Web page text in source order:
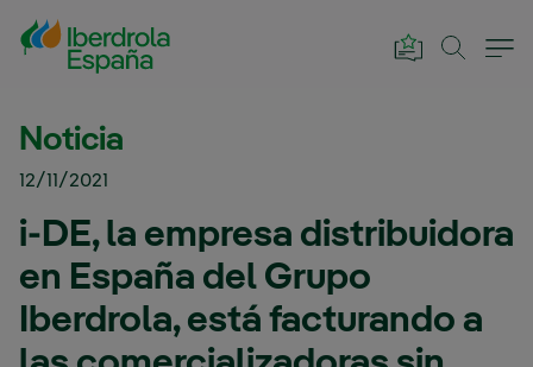
Saltar al contenido principal
Noticia
12/11/2021
i-DE, la empresa distribuidora
en España del Grupo
Iberdrola, está facturando a